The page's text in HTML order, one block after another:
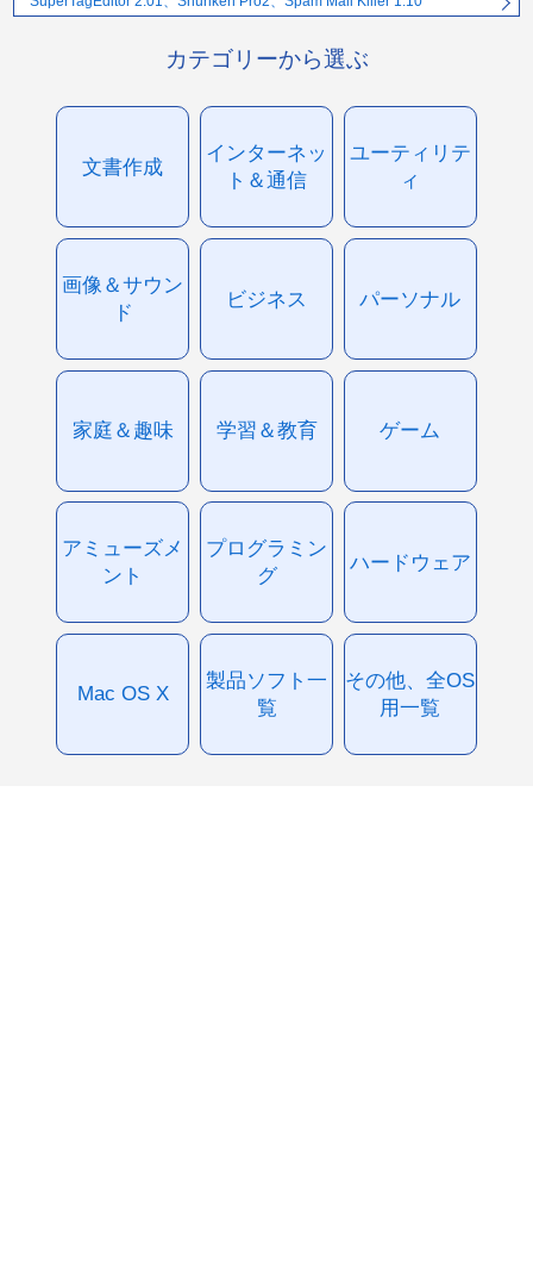
カテゴリーから選ぶ
文書作成
インターネッ
ト＆通信
ユーティリテ
ィ
画像＆サウン
ド
ビジネス パーソナル
家庭＆趣味 学習＆教育 ゲーム
アミューズメ
ント
プログラミン
グ
ハードウェア
Mac OS X
製品ソフト一
覧
その他、全OS
用一覧